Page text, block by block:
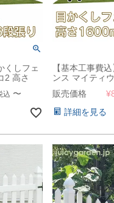
くしフェ
2 高さ
張り 」
応可能】
込 〜
【基本工事費
ンス マイティ
1600mm 板幅
【滋賀・京都・
販売価格 ¥
詳細を見る